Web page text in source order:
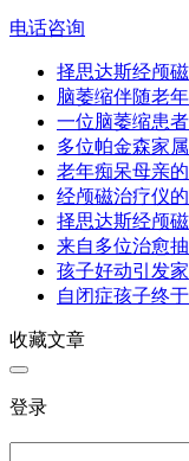
电话咨询
择思达斯经颅
脑萎缩伴随老
一位脑萎缩患
多位帕金森家
老年痴呆母亲
经颅磁治疗仪
择思达斯经颅
来自多位治愈
孩子好动引发
自闭症孩子终
收藏文章
登录